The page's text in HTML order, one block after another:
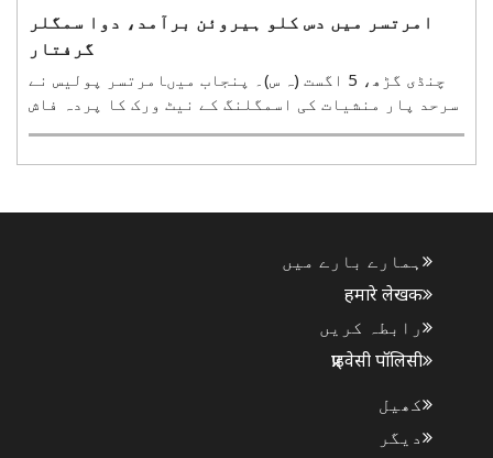
امرتسر میں دس کلو ہیروئن برآمد، دوا سمگلر
گرفتار
چنڈی گڑھ، 5 اگست (ہ س)۔ پنجاب میںامرتسر پولیس نے
سرحد پار منشیات کی اسمگلنگ کے نیٹ ورک کا پردہ فاش
ہمارے بارے میں
हमारे लेखक
رابطہ کریں
प्राइवेसी पॉलिसी
کھیل
دیگر